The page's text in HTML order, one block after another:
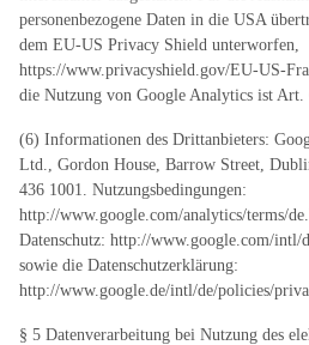
personenbezogene Daten in die USA
dem EU-US Privacy Shield unterworfen,
https://www.privacyshield.gov/EU-US-
die Nutzung von Google Analytics ist
(6) Informationen des Drittanbieters:
Ltd., Gordon House, Barrow Street,
436 1001. Nutzungsbedingungen:
http://www.google.com/analytics/terms/
Datenschutz: http://www.google.com/intl/
sowie die Datenschutzerklärung:
http://www.google.de/intl/de/policies/
§ 5 Datenverarbeitung bei Nutzung des